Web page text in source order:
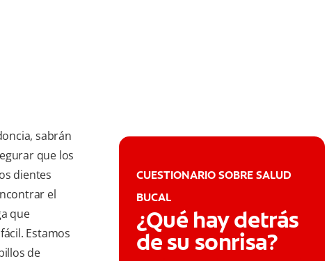
sabrán
que los
dientes
el
que
Estamos
de
CUESTIONARIO SOBRE SALUD
BUCAL
¿Qué hay detrás
de su sonrisa?